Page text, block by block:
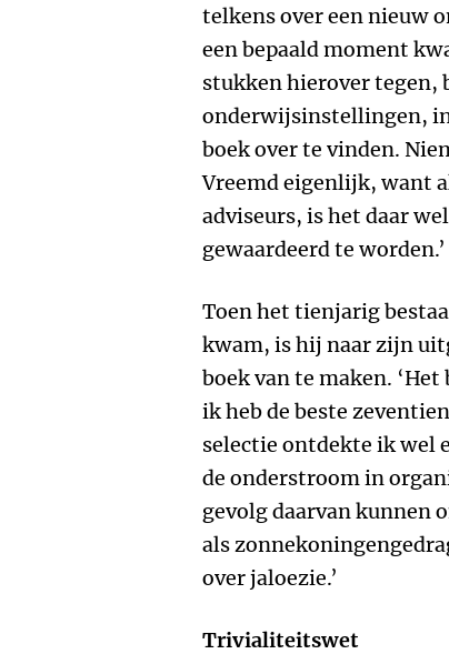
telkens over een nieuw
een bepaald moment
stukken hierover tegen,
onderwijsinstellingen,
boek over te vinden.
Vreemd eigenlijk, want
adviseurs, is het daar
gewaardeerd te worden.’
Toen het tienjarig
kwam, is hij naar zijn
boek van te maken.
ik heb de beste
selectie ontdekte ik wel
de onderstroom in
gevolg daarvan kunnen
als
over jaloezie.’
Trivialiteitswet